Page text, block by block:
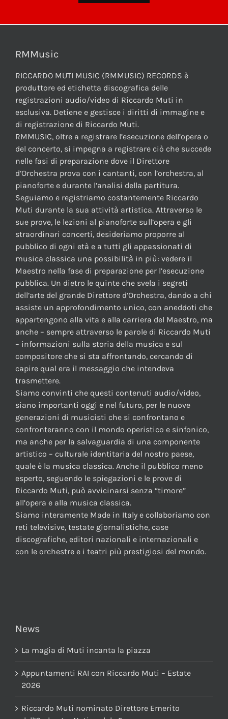
RMMusic
RICCARDO MUTI MUSIC (RMMUSIC) RECORDS è
produttore ed etichetta discografica delle
registrazioni audio/video di Riccardo Muti in
esclusiva. Detiene e gestisce i diritti di immagine e
di registrazione di Riccardo Muti.
RMMUSIC, oltre a registrare l’esecuzione dell’opera o
del concerto, si impegna a registrare ciò che succede
nelle fasi di preparazione dove il Direttore
d’Orchestra prova con i cantanti, con l’orchestra, al
pianoforte e durante l’analisi della partitura.
Seguiamo e registriamo costantemente Riccardo
Muti durante la sua attività artistica. Attraverso le
sue prove, le lezioni al pianoforte sull’opera e gli
straordinari concerti, desideriamo proporre al
pubblico di ogni età e a tutti gli appassionati di
musica classica una possibilità in più: vedere il
Maestro nella fase di preparazione per l’esecuzione
pubblica. Un dietro le quinte che svela i segreti
dell’arte del grande Direttore d’Orchestra, dando a chi
assiste un approfondimento unico, con aneddoti che
appartengono alla vita e alla carriera del Maestro, ma
anche – sempre attraverso le parole di Riccardo Muti
– informazioni sulla storia della musica e sul
compositore che si sta affrontando, cercando di
capire qual era il messaggio che intendeva
trasmettere.
Siamo convinti che questi contenuti audio/video,
siano importanti oggi e nel futuro, per le nuove
generazioni di musicisti che si confrontano e
confronteranno con il mondo operistico e sinfonico,
ma anche per la salvaguardia di una componente
artistico – culturale identitaria del nostro paese,
quale è la musica classica. Anche il pubblico meno
esperto, seguendo le spiegazioni e le prove di
Riccardo Muti, può avvicinarsi senza “timore”
all’opera e alla musica classica.
Siamo interamente Made in Italy e collaboriamo con
reti televisive, testate giornalistiche, case
discografiche, editori nazionali e internazionali e
con le orchestre e i teatri più prestigiosi del mondo.
News
La magia di Muti incanta la piazza
Appuntamenti RAI con Riccardo Muti – Estate
2026
Riccardo Muti nominato Direttore Emerito